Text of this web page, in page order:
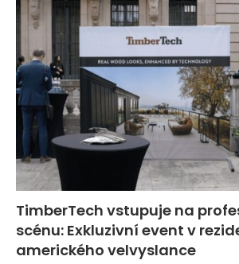
TimberTech vstupuje na
scénu: Exkluzivní event v
amerického velvyslance